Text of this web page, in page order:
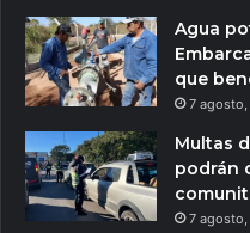
Agua
que
7
Multas
podrán
7